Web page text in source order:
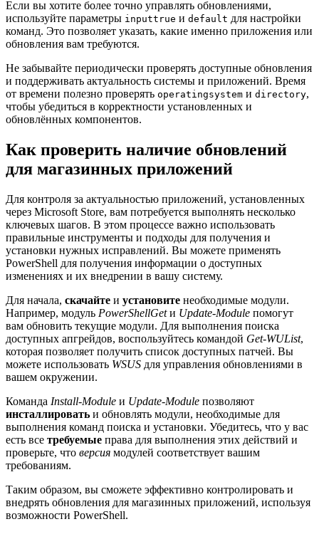
Если вы хотите более точно управлять обновлениями,
используйте параметры inputtrue и default для настройки
команд. Это позволяет указать, какие именно приложения или
обновления вам требуются.
Не забывайте периодически проверять доступные обновления
и поддерживать актуальность системы и приложений. Время
от времени полезно проверять operatingsystem и directory,
чтобы убедиться в корректности установленных и
обновлённых компонентов.
Как проверить наличие обновлений
для магазинных приложений
Для контроля за актуальностью приложений, установленных
через Microsoft Store, вам потребуется выполнять несколько
ключевых шагов. В этом процессе важно использовать
правильные инструменты и подходы для получения и
установки нужных исправлений. Вы можете применять
PowerShell для получения информации о доступных
изменениях и их внедрении в вашу систему.
Для начала, скачайте и установите необходимые модули.
Например, модуль PowerShellGetи Update-Module помогут
вам обновить текущие модули. Для выполнения поиска
доступных апгрейдов, воспользуйтесь командой Get-WUList,
которая позволяет получить список доступных патчей. Вы
можете использовать WSUS для управления обновлениями в
вашем окружении.
Команда Install-Module и Update-Module позволяют
инсталлировать и обновлять модули, необходимые для
выполнения команд поиска и установки. Убедитесь, что у вас
есть все требуемые права для выполнения этих действий и
проверьте, что версия модулей соответствует вашим
требованиям.
Таким образом, вы сможете эффективно контролировать и
внедрять обновления для магазинных приложений, используя
возможности PowerShell.